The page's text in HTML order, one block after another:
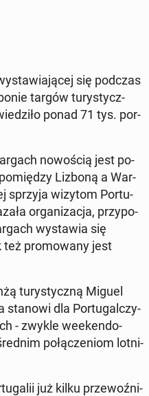
się podczas
targów tu­ry­stycz­
ponad 71 tys. por­
no­wo­ścią jest po­
Lizboną a War­
sprzyja wizytom Por­tu­
or­ga­ni­za­cja, przy­po­
wy­sta­wia się
też pro­mo­wa­ny jest
tu­ry­stycz­ną Miguel
stanowi dla Por­tu­gal­czy­
- zwykle week­en­do­
po­łą­cze­niom lot­ni­
już kilku prze­woź­ni­